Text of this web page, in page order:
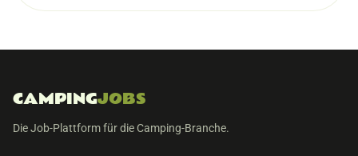
CAMPINGJOBS
Die Job-Plattform für die Camping-Branche.